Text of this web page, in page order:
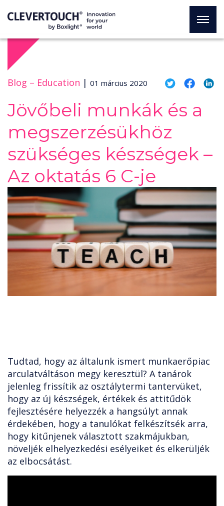
Blog – Education | 01 március 2020
Jövőbeli munkák és a
megszerzésükhöz
szükséges készségek –
Az oktatás 6 C-je
Tudtad, hogy az általunk ismert munkaerőpiac
arculatváltáson megy keresztül? A tanárok
jelenleg frissítik az osztálytermi tantervüket,
hogy az új készségek, értékek és attitűdök
fejlesztésére helyezzék a hangsúlyt annak
érdekében, hogy a tanulókat felkészítsék arra,
hogy kitűnjenek választott szakmájukban,
növeljék elhelyezkedési esélyeiket és elkerüljék
az elbocsátást.